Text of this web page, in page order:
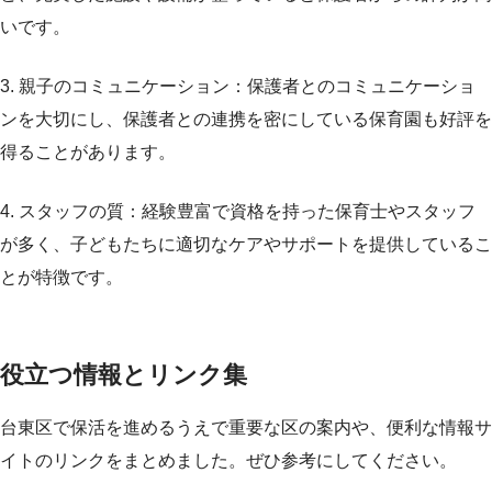
いです。
3. 親子のコミュニケーション：保護者とのコミュニケーショ
ンを大切にし、保護者との連携を密にしている保育園も好評を
得ることがあります。
4. スタッフの質：経験豊富で資格を持った保育士やスタッフ
が多く、子どもたちに適切なケアやサポートを提供しているこ
とが特徴です。
役立つ情報とリンク集
台東区で保活を進めるうえで重要な区の案内や、便利な情報サ
イトのリンクをまとめました。ぜひ参考にしてください。